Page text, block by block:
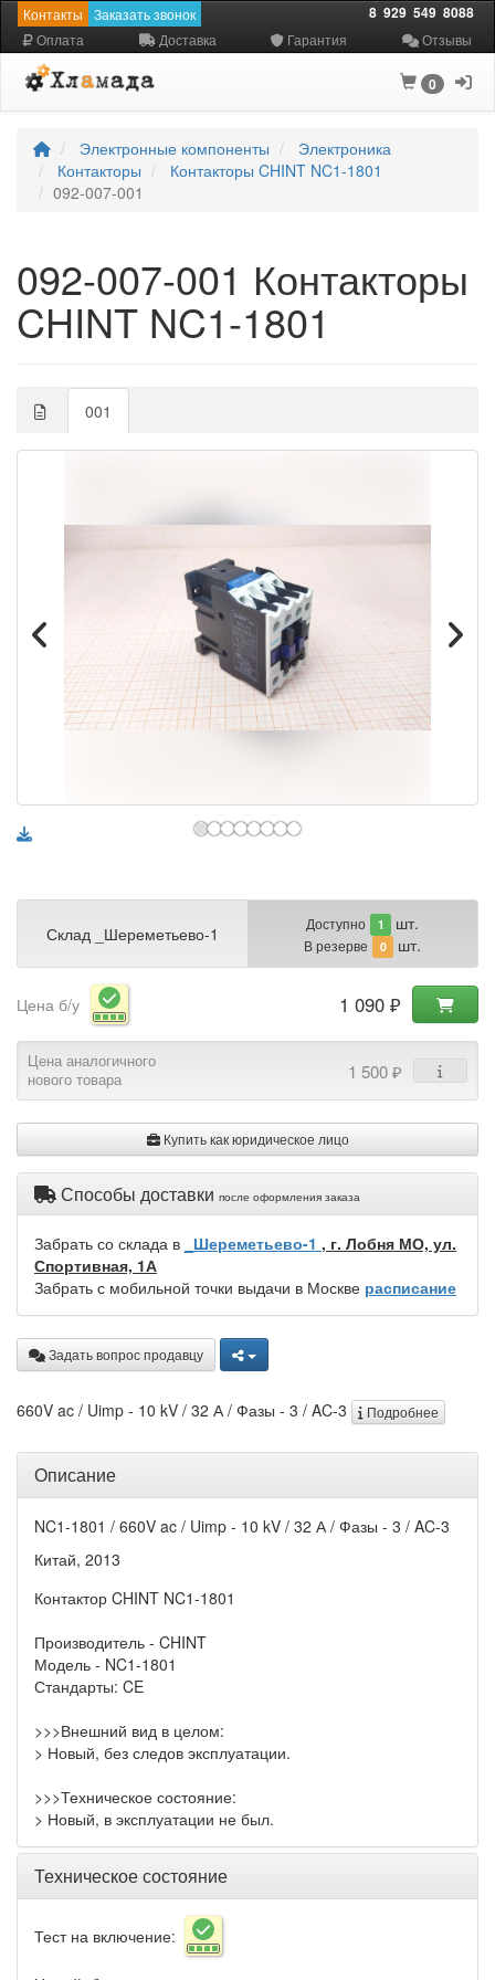
Контакты Заказать звонок 8 929 549 8088
Оплата Доставка Гарантия Отзывы
0
Электронные компоненты
Электроника
Контакторы
Контакторы CHINT NC1-1801
092-007-001
092-007-001 Контакторы
CHINT NC1-1801
001
Склад _Шереметьево-1 Доступно 1 шт.
В резерве 0 шт.
Цена б/у 1 090 ₽
Цена аналогичного
нового товара
1 500 ₽
Купить как юридическое лицо
Способы доставки после оформления заказа
Забрать со склада в _Шереметьево-1 , г. Лобня МО, ул.
Спортивная, 1А
Забрать с мобильной точки выдачи в Москве расписание
Задать вопрос продавцу
660V ac / Uimp - 10 kV / 32 А / Фазы - 3 / AC-3 Подробнее
Описание
NC1-1801 / 660V ac / Uimp - 10 kV / 32 А / Фазы - 3 / AC-3
Китай, 2013
Контактор CHINT NC1-1801
Производитель - CHINT
Модель - NC1-1801
Стандарты: CE
>>>Внешний вид в целом:
> Новый, без следов эксплуатации.
>>>Техническое состояние:
> Новый, в эксплуатации не был.
Техническое состояние
Тест на включение: